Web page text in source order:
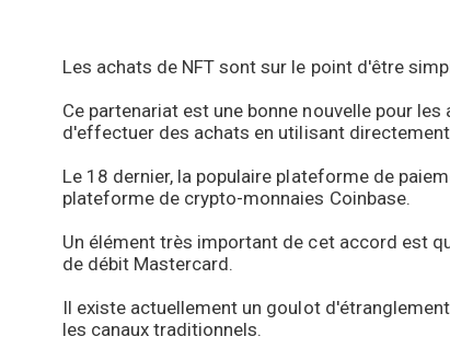
Les achats de NFT sont sur le point d'être
Ce partenariat est une bonne nouvelle pour les
d'effectuer des achats en utilisant
Le 18 dernier, la populaire plateforme de
plateforme de crypto-monnaies Coinbase.
Un élément très important de cet accord est
de débit Mastercard.
Il existe actuellement un goulot
les canaux traditionnels.